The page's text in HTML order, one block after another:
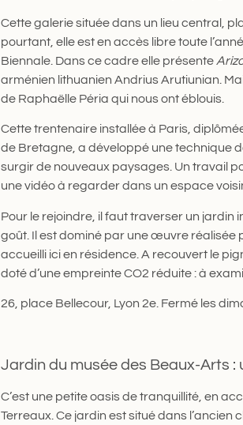
Cette galerie située dans un lieu central,
pourtant, elle est en accès libre toute
Biennale. Dans ce cadre elle présente
arménien lithuanien Andrius Arutiunian.
de Raphaëlle Péria qui nous ont éblouis.
Cette trentenaire installée à Paris,
de Bretagne, a développé une technique
surgir de nouveaux paysages. Un travail
une vidéo à regarder dans un espace
Pour le rejoindre, il faut traverser un jardin
goût. Il est dominé par une œuvre réalisée
accueilli ici en résidence. A recouvert le
doté d’une empreinte CO2 réduite : à
26, place Bellecour, Lyon 2e. Fermé les
Jardin du musée des Beaux-Arts :
C’est une petite oasis de tranquillité, en
Terreaux. Ce jardin est situé dans l’ancien